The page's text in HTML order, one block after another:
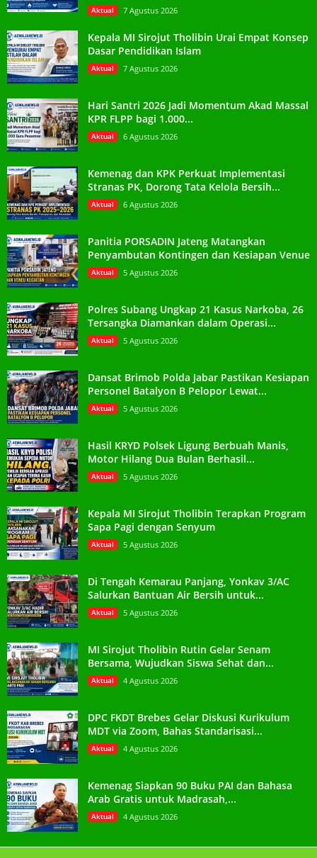
Aktual 7 Agustus 2026
Kepala MI Sirojut Tholibin Urai Empat Konsep
Dasar Pendidikan Islam
Aktual 7 Agustus 2026
Hari Santri 2026 Jadi Momentum Akad Massal
KPR FLPP bagi 1.000...
Aktual 6 Agustus 2026
Kemenag dan KPK Perkuat Implementasi
Stranas PK, Dorong Tata Kelola Bersih...
Aktual 6 Agustus 2026
Panitia PORSADIN Jateng Matangkan
Penyambutan Kontingen dan Kesiapan Venue
Aktual 5 Agustus 2026
Polres Subang Ungkap 21 Kasus Narkoba, 26
Tersangka Diamankan dalam Operasi...
Aktual 5 Agustus 2026
Dansat Brimob Polda Jabar Pastikan Kesiapan
Personel Batalyon B Pelopor Lewat...
Aktual 5 Agustus 2026
Hasil KRYD Polsek Ligung Berbuah Manis,
Motor Hilang Dua Bulan Berhasil...
Aktual 5 Agustus 2026
Kepala MI Sirojut Tholibin Terapkan Program
Sapa Pagi dengan Senyum
Aktual 5 Agustus 2026
Di Tengah Kemarau Panjang, Yonkav 3/AC
Salurkan Bantuan Air Bersih untuk...
Aktual 5 Agustus 2026
MI Sirojut Tholibin Rutin Gelar Senam
Bersama, Wujudkan Siswa Sehat dan...
Aktual 4 Agustus 2026
DPC FKDT Brebes Gelar Diskusi Kurikulum
MDT via Zoom, Bahas Standarisasi...
Aktual 4 Agustus 2026
Kemenag Siapkan 90 Buku PAI dan Bahasa
Arab Gratis untuk Madrasah,...
Aktual 4 Agustus 2026